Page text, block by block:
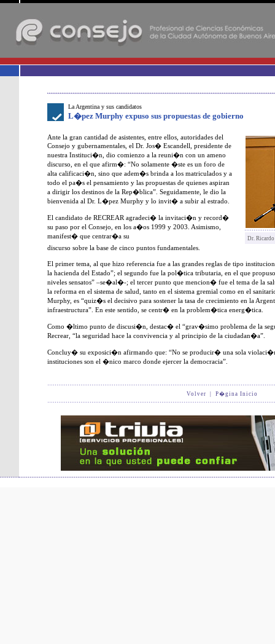
La Argentina y sus candidatos
L�pez Murphy expuso sus propuestas de gobierno
Ante la gran cantidad de asistentes, entre ellos, autoridades del
Consejo y gubernamentales, el Dr. Jos� Escandell, presidente de
nuestra Instituci�n, dio comienzo a la reuni�n con un ameno
discurso, en el que afirm�: “No solamente �ste es un foro de
alta calificaci�n, sino que adem�s brinda a los matriculados y a
todo el pa�s el pensamiento y las propuestas de quienes aspiran
a dirigir los destinos de la Rep�blica”. Seguidamente, le dio la
bienvenida al Dr. L�pez Murphy y lo invit� a subir al estrado.
El candidato de RECREAR agradeci� la invitaci�n y record�
su paso por el Consejo, en los a�os 1999 y 2003. Asimismo,
manifest� que centrar�a su
Dr.
discurso sobre la base de cinco puntos fundamentales.
El primer tema, al que hizo referencia fue a las grandes reglas de tipo
la hacienda del Estado”; el segundo fue la pol�tica tributaria, en el que
niveles sensatos” –se�al�-; el tercer punto que mencion� fue el tema de la
la reforma en el sistema de salud, tanto en el sistema gremial como en el
Murphy, es “quiz�s el decisivo para sostener la tasa de crecimiento en la
infraestructura”. En este sentido, se centr� en la problem�tica energ�tica.
Como �ltimo punto de discusi�n, destac� el “grav�simo problema de la
Recrear, “la seguridad hace la convivencia y al principio de la ciudadan�a”.
Concluy� su exposici�n afirmando que: “No se producir� una sola
instituciones son el �nico marco donde ejercer la democracia”.
Volver P�gina Inicio